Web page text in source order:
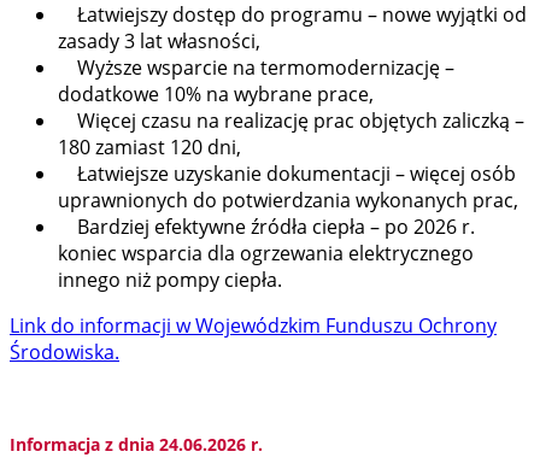
Łatwiejszy dostęp do programu – nowe wyjątki od
zasady 3 lat własności,
Wyższe wsparcie na termomodernizację –
dodatkowe 10% na wybrane prace,
Więcej czasu na realizację prac objętych zaliczką –
180 zamiast 120 dni,
Łatwiejsze uzyskanie dokumentacji – więcej osób
uprawnionych do potwierdzania wykonanych prac,
Bardziej efektywne źródła ciepła – po 2026 r.
koniec wsparcia dla ogrzewania elektrycznego
innego niż pompy ciepła.
Link do informacji w Wojewódzkim Funduszu Ochrony
Środowiska.
Informacja z dnia 24.06.2026 r.